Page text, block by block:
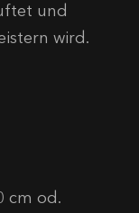
und
wird.
cm od.